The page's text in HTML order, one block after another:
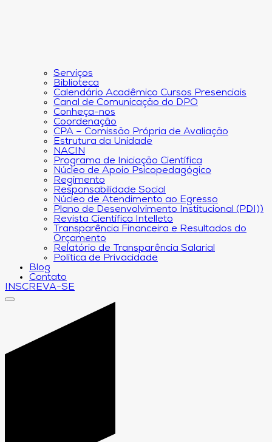
Serviços
Biblioteca
Calendário Acadêmico Cursos Presenciais
Canal de Comunicação do DPO
Conheça-nos
Coordenação
CPA – Comissão Própria de Avaliação
Estrutura da Unidade
NACIN
Programa de Iniciação Científica
Núcleo de Apoio Psicopedagógico
Regimento
Responsabilidade Social
Núcleo de Atendimento ao Egresso
Plano de Desenvolvimento Institucional (PDI))
Revista Científica Intelleto
Transparência Financeira e Resultados do
Orçamento
Relatório de Transparência Salarial
Política de Privacidade
Blog
Contato
INSCREVA-SE